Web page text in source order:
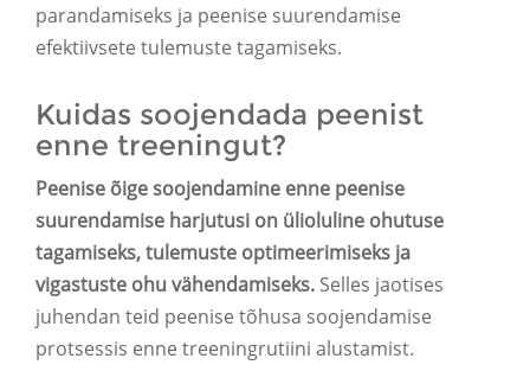
parandamiseks ja peenise suurendamise
efektiivsete tulemuste tagamiseks.
Kuidas soojendada peenist
enne treeningut?
Peenise õige soojendamine enne peenise
suurendamise harjutusi on ülioluline ohutuse
tagamiseks, tulemuste optimeerimiseks ja
vigastuste ohu vähendamiseks. Selles jaotises
juhendan teid peenise tõhusa soojendamise
protsessis enne treeningrutiini alustamist.